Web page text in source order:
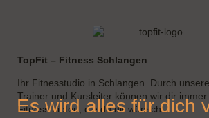
Es wird alles für dich
TopFit – Fitness Schlangen
Ihr Fitnesstudio in Schlangen. Durch unsere
Trainer und Kursleiter können wir dir immer
Fitness bieten, die du dir wünscht.